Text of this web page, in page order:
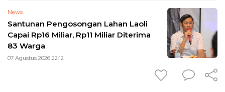
News
Santunan Pengosongan Lahan Laoli
Capai Rp16 Miliar, Rp11 Miliar Diterima
83 Warga
07 Agustus 2026 22:12